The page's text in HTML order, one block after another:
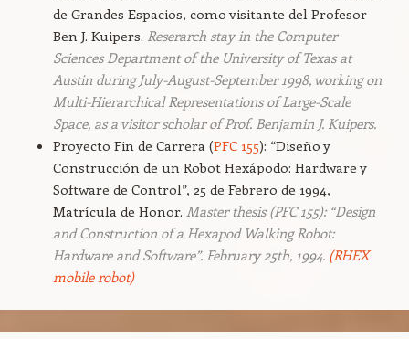
de Grandes Espacios, como visitante del Profesor
Ben J. Kuipers. Reserarch stay in the Computer
Sciences Department of the University of Texas at
Austin during July-August-September 1998, working on
Multi-Hierarchical Representations of Large-Scale
Space, as a visitor scholar of Prof. Benjamin J. Kuipers.
Proyecto Fin de Carrera (PFC 155): “Diseño y
Construcción de un Robot Hexápodo: Hardware y
Software de Control”, 25 de Febrero de 1994,
Matrícula de Honor. Master thesis (PFC 155): “Design
and Construction of a Hexapod Walking Robot:
Hardware and Software”. February 25th, 1994. (RHEX
mobile robot)